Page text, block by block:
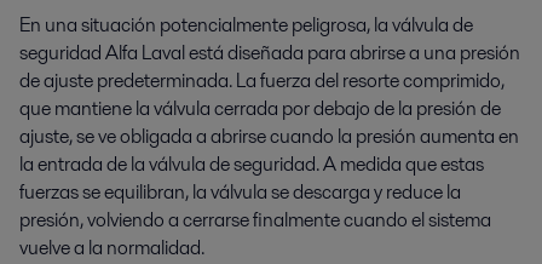
En una situación potencialmente peligrosa, la válvula de
seguridad Alfa Laval está diseñada para abrirse a una presión
de ajuste predeterminada. La fuerza del resorte comprimido,
que mantiene la válvula cerrada por debajo de la presión de
ajuste, se ve obligada a abrirse cuando la presión aumenta en
la entrada de la válvula de seguridad. A medida que estas
fuerzas se equilibran, la válvula se descarga y reduce la
presión, volviendo a cerrarse finalmente cuando el sistema
vuelve a la normalidad.